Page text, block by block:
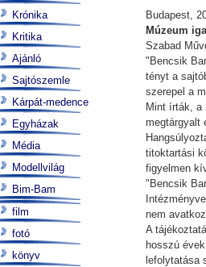
Budapest,
Múzeum
Szabad
"Bencsik
tényt a
szerepel a
Mint írták, a
megtárgyalt
titoktartási
figyelmen
"Bencsik
nem
A
hosszú
lefolytatása
Krónika
Kritika
Ajánló
Sajtószemle
Kárpát-medence
Egyházak
Média
Modellvilág
Bim-Bam
film
fotó
könyv